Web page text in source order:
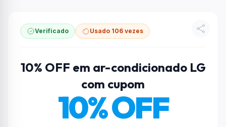
Verificado Usado 106 vezes
10% OFF em ar-condicionado LG
com cupom
10% OFF